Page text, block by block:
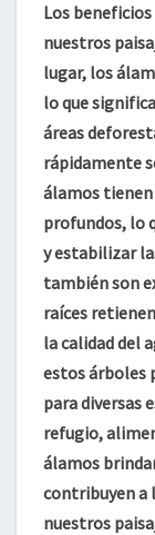
Los
nuestros
lugar, los
lo que
áreas
rápidamente
álamos tienen
profundos, lo
y estabilizar
también son
raíces
la calidad del
estos árboles
para diversas
refugio,
álamos
contribuyen a
nuestros